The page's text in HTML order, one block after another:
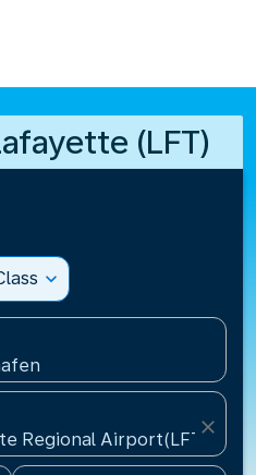
(LFT)
expand_more
Regional Airport(LFT),
close